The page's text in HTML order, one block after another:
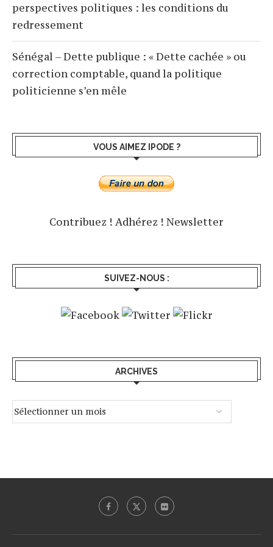
perspectives politiques : les conditions du
redressement
Sénégal – Dette publique : « Dette cachée » ou
correction comptable, quand la politique
politicienne s’en mêle
VOUS AIMEZ IPODE ?
Contribuez ! Adhérez ! Newsletter
SUIVEZ-NOUS :
ARCHIVES